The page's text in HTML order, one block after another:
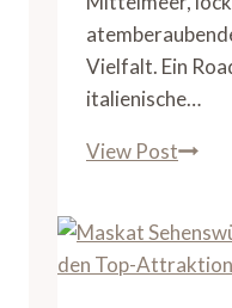
Vielfalt. Ein
italienische…
View Post